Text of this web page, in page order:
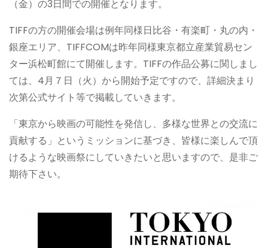
（金）の3日間での開催となります。
TIFFの方の開催会場は例年同様日比谷・有楽町・丸の内・
銀座エリア、TIFFCOMは昨年同様東京都立産業貿易セン
ター浜松町館にて開催します。TIFFの作品公募に関しまし
ては、4月７日（火）から開始予定ですので、詳細決まり
次第公式サイト等で掲載していきます。
「東京から映画の可能性を発信し、多様な世界との交流に
貢献する」というミッションに基づき、皆様に楽しんで頂
けるような映画祭にしていきたいと思いますので、是非ご
期待下さい。